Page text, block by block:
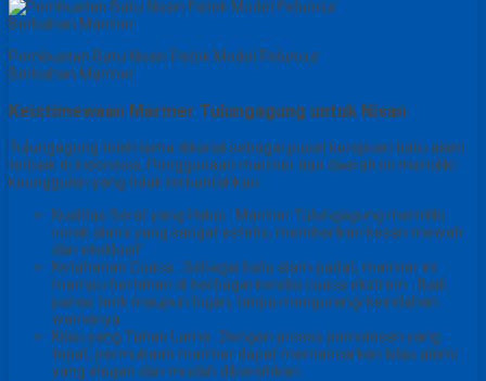
Pembuatan Batu Nisan Patok Model Peluncur
Berbahan Marmer
Keistimewaan Marmer Tulungagung untuk Nisan
Tulungagung telah lama dikenal sebagai pusat kerajinan batu alam
terbaik di Indonesia. Penggunaan marmer dari daerah ini memiliki
keunggulan yang tidak terbantahkan :
Kualitas Serat yang Halus : Marmer Tulungagung memiliki
corak alami yang sangat estetic, memberikan kesan mewah
dan eksklusif.
Ketahanan Cuaca : Sebagai batu alam padat, marmer ini
mampu bertahan di berbagai kondisi cuaca ekstrem . Baik
panas terik maupun hujan, tanpa mengurangi keindahan
warnanya.
Kilau yang Tahan Lama : Dengan proses pemolesan yang
tepat, permukaan marmer dapat memancarkan kilau alami
yang elegan dan mudah dibersihkan.